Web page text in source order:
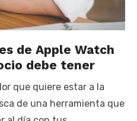
de Apple Watch
debe tener
que quiere estar a la
de una herramienta que